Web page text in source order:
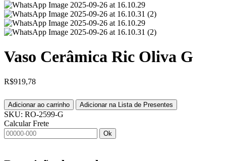
Vaso Cerâmica Ric Oliva G
R$919,78
Adicionar ao carrinho Adicionar na Lista de Presentes
SKU: RO-2599-G
Calcular Frete
Ok